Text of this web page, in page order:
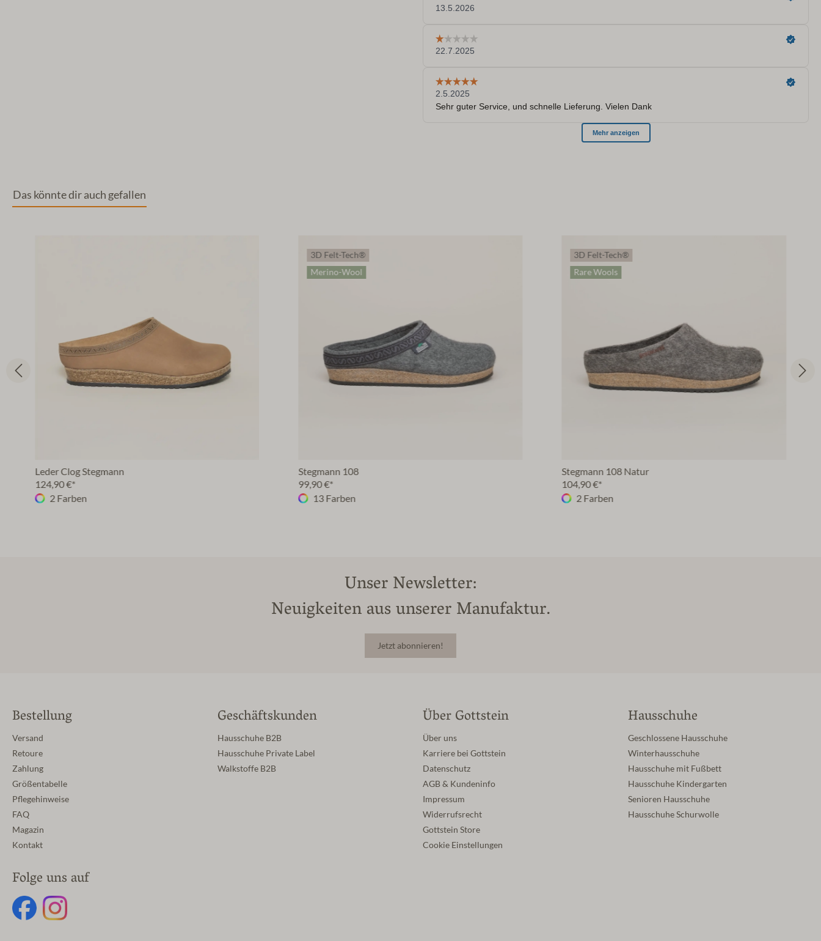
Das könnte dir auch gefallen
Leder Clog Stegmann
124,90 €*
2 Farben
3D Felt-Tech®
Merino-Wool
Stegmann 108
99,90 €*
13 Farben
3D Felt-Tech®
Rare Wools
Stegmann 108 Natur
104,90 €*
2 Farben
Unser Newsletter:
Neuigkeiten aus unserer Manufaktur.
Jetzt abonnieren!
Bestellung
Versand
Retoure
Zahlung
Größentabelle
Pflegehinweise
FAQ
Magazin
Kontakt
Geschäftskunden
Hausschuhe B2B
Hausschuhe Private Label
Walkstoffe B2B
Über Gottstein
Über uns
Karriere bei Gottstein
Datenschutz
AGB & Kundeninfo
Impressum
Widerrufsrecht
Gottstein Store
Cookie Einstellungen
Hausschuhe
Geschlossene Hausschuhe
Winterhausschuhe
Hausschuhe mit Fußbett
Hausschuhe Kindergarten
Senioren Hausschuhe
Hausschuhe Schurwolle
Folge uns auf